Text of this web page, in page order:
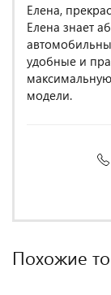
Елена,
Елена знает
удобные и
модели.
Похожие